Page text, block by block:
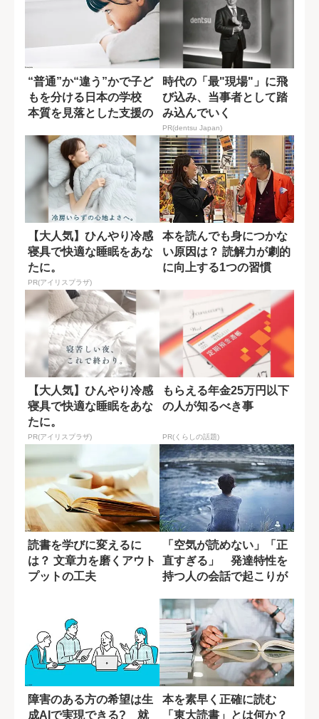
“普通”か“違う”かで子ど
もを分ける日本の学校
本質を見落とした支援の
時代の「最"現場"」に飛
び込み、当事者として踏
み込んでいく
PR(dentsu Japan)
【大人気】ひんやり冷感
寝具で快適な睡眠をあな
たに。
PR(アイリスプラザ)
本を読んでも身につかな
い原因は？ 読解力が劇的
に向上する1つの習慣
【大人気】ひんやり冷感
寝具で快適な睡眠をあな
たに。
PR(アイリスプラザ)
もらえる年金25万円以下
の人が知るべき事
PR(くらしの話題)
読書を学びに変えるに
は？ 文章力を磨くアウト
プットの工夫
「空気が読めない」「正
直すぎる」 発達特性を
持つ人の会話で起こりが
障害のある方の希望は生
成AIで実現できる? 就
本を素早く正確に読む
「東大読書」とは何か？